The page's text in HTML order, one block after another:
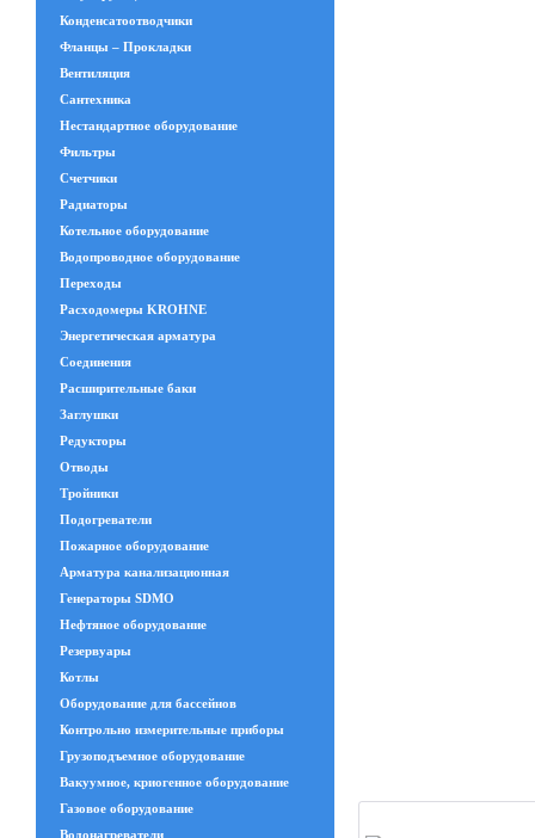
Конденсатоотводчики
Фланцы – Прокладки
Вентиляция
Сантехника
Нестандартное оборудование
Фильтры
Счетчики
Радиаторы
Котельное оборудование
Водопроводное оборудование
Переходы
Расходомеры KROHNE
Энергетическая арматура
Соединения
Расширительные баки
Заглушки
Редукторы
Отводы
Тройники
Подогреватели
Пожарное оборудование
Арматура канализационная
Генераторы SDMO
Нефтяное оборудование
Резервуары
Котлы
Оборудование для бассейнов
Контрольно измерительные приборы
Грузоподъемное оборудование
Вакуумное, криогенное оборудование
Газовое оборудование
Водонагреватели